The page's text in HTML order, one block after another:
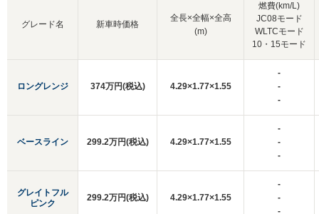
グレード名
ロングレンジ
ベースライン
グレイトフル
ピンク
新車時価格
全長×全幅×全高
(m)
燃費(km/L)
JC08モード
WLTCモード
10・15モード
374万円(税込) 4.29×1.77×1.55
-
-
-
299.2万円(税込) 4.29×1.77×1.55
-
-
-
299.2万円(税込) 4.29×1.77×1.55
-
-
-